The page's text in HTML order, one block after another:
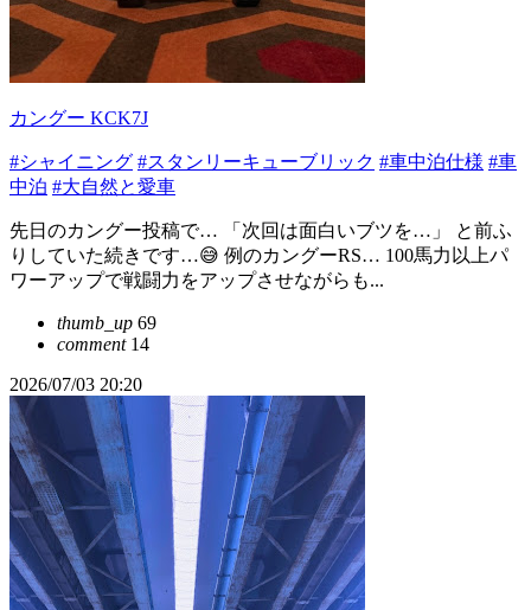
カングー KCK7J
#シャイニング #スタンリーキューブリック #車中泊仕様 #車
中泊 #大自然と愛車
先日のカングー投稿で… 「次回は面白いブツを…」 と前ふ
りしていた続きです…😅 例のカングーRS… 100馬力以上パ
ワーアップで戦闘力をアップさせながらも...
thumb_up 69
comment14
2026/07/03 20:20